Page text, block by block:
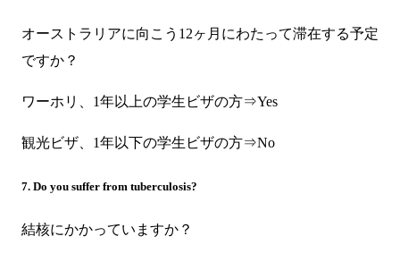
オーストラリアに向こう12ヶ月にわたって滞在する予定
ですか？
ワーホリ、1年以上の学生ビザの方⇒Yes
観光ビザ、1年以下の学生ビザの方⇒No
7. Do you suffer from tuberculosis?
結核にかかっていますか？